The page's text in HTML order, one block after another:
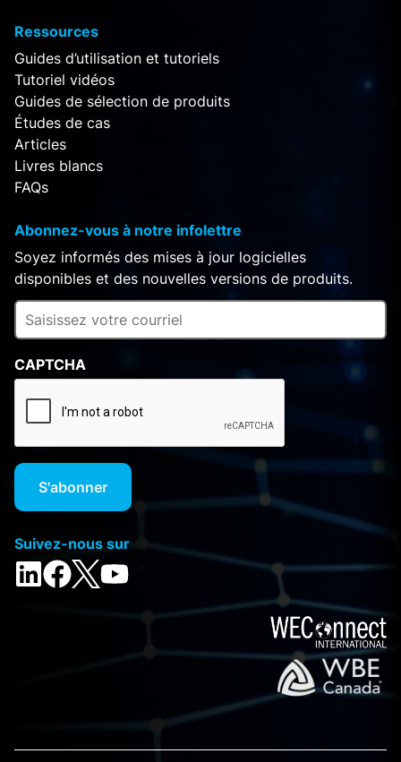
Ressources
Guides d’utilisation et tutoriels
Tutoriel vidéos
Guides de sélection de produits
Études de cas
Articles
Livres blancs
FAQs
Abonnez-vous à notre infolettre
Soyez informés des mises à jour logicielles
disponibles et des nouvelles versions de produits.
CAPTCHA
Suivez-nous sur